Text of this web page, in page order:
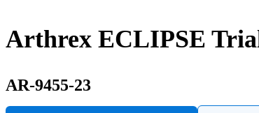
Arthrex ECLIPSE
AR-9455-23